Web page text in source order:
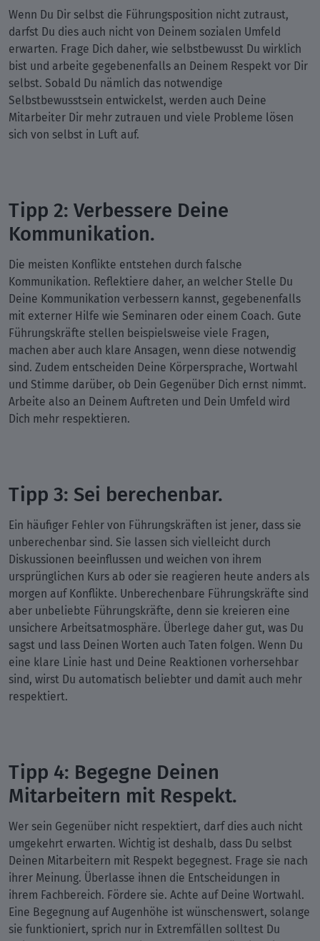
Wenn Du Dir selbst die Führungsposition nicht zutraust,
darfst Du dies auch nicht von Deinem sozialen Umfeld
erwarten. Frage Dich daher, wie selbstbewusst Du wirklich
bist und arbeite gegebenenfalls an Deinem Respekt vor Dir
selbst. Sobald Du nämlich das notwendige
Selbstbewusstsein entwickelst, werden auch Deine
Mitarbeiter Dir mehr zutrauen und viele Probleme lösen
sich von selbst in Luft auf.
Tipp 2: Verbessere Deine
Kommunikation.
Die meisten Konflikte entstehen durch falsche
Kommunikation. Reflektiere daher, an welcher Stelle Du
Deine Kommunikation verbessern kannst, gegebenenfalls
mit externer Hilfe wie Seminaren oder einem Coach. Gute
Führungskräfte stellen beispielsweise viele Fragen,
machen aber auch klare Ansagen, wenn diese notwendig
sind. Zudem entscheiden Deine Körpersprache, Wortwahl
und Stimme darüber, ob Dein Gegenüber Dich ernst nimmt.
Arbeite also an Deinem Auftreten und Dein Umfeld wird
Dich mehr respektieren.
Tipp 3: Sei berechenbar.
Ein häufiger Fehler von Führungskräften ist jener, dass sie
unberechenbar sind. Sie lassen sich vielleicht durch
Diskussionen beeinflussen und weichen von ihrem
ursprünglichen Kurs ab oder sie reagieren heute anders als
morgen auf Konflikte. Unberechenbare Führungskräfte sind
aber unbeliebte Führungskräfte, denn sie kreieren eine
unsichere Arbeitsatmosphäre. Überlege daher gut, was Du
sagst und lass Deinen Worten auch Taten folgen. Wenn Du
eine klare Linie hast und Deine Reaktionen vorhersehbar
sind, wirst Du automatisch beliebter und damit auch mehr
respektiert.
Tipp 4: Begegne Deinen
Mitarbeitern mit Respekt.
Wer sein Gegenüber nicht respektiert, darf dies auch nicht
umgekehrt erwarten. Wichtig ist deshalb, dass Du selbst
Deinen Mitarbeitern mit Respekt begegnest. Frage sie nach
ihrer Meinung. Überlasse ihnen die Entscheidungen in
ihrem Fachbereich. Fördere sie. Achte auf Deine Wortwahl.
Eine Begegnung auf Augenhöhe ist wünschenswert, solange
sie funktioniert, sprich nur in Extremfällen solltest Du